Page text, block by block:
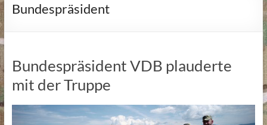
Bundespräsident
Bundespräsident VDB plauderte
mit der Truppe